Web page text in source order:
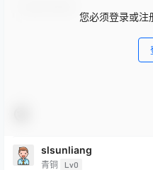
您必须登录或注
slsunliang
青铜 Lv0